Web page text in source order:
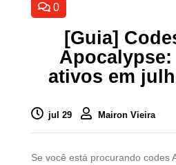
0
[Guia]
ativos em
jul 29 Mairon Vieira
Se você está procurando codes